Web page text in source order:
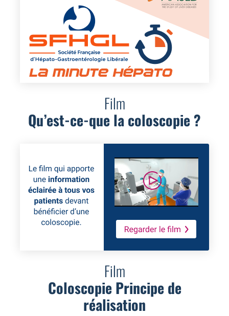
Film
Qu’est-ce-que la coloscopie ?
Film
Coloscopie Principe de
réalisation